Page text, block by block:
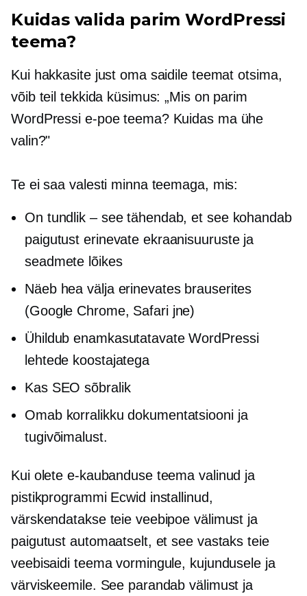
Kuidas valida parim WordPressi
teema?
Kui hakkasite just oma saidile teemat otsima,
võib teil tekkida küsimus: „Mis on parim
WordPressi e-poe teema? Kuidas ma ühe
valin?"
Te ei saa valesti minna teemaga, mis:
On tundlik – see tähendab, et see kohandab
paigutust erinevate ekraanisuuruste ja
seadmete lõikes
Näeb hea välja erinevates brauserites
(Google Chrome, Safari jne)
Ühildub enamkasutatavate WordPressi
lehtede koostajatega
Kas SEO sõbralik
Omab korralikku dokumentatsiooni ja
tugivõimalust.
Kui olete e-kaubanduse teema valinud ja
pistikprogrammi Ecwid installinud,
värskendatakse teie veebipoe välimust ja
paigutust automaatselt, et see vastaks teie
veebisaidi teema vormingule, kujundusele ja
värviskeemile. See parandab välimust ja